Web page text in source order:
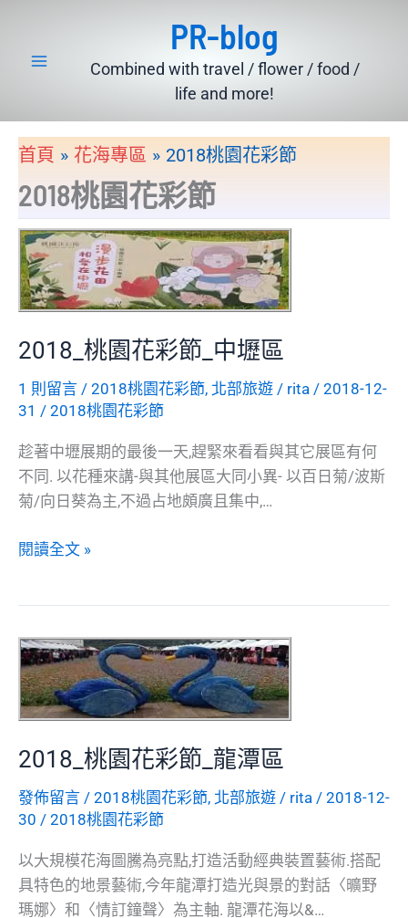
PR-blog
Combined with travel / flower / food /
life and more!
首頁 花海專區 2018桃園花彩節
2018桃園花彩節
2018_桃園花彩節_中壢區
1 則留言 / 2018桃園花彩節, 北部旅遊 / rita / 2018-12-
31 / 2018桃園花彩節
趁著中壢展期的最後一天,趕緊來看看與其它展區有何
不同. 以花種來講-與其他展區大同小異- 以百日菊/波斯
菊/向日葵為主,不過占地頗廣且集中,…
2018_
彩
節
_
中
區
閱讀全文 »
2018_桃園花彩節_龍潭區
發佈留言 / 2018桃園花彩節, 北部旅遊 / rita / 2018-12-
30 / 2018桃園花彩節
以大規模花海圖騰為亮點,打造活動經典裝置藝術.搭配
具特色的地景藝術,今年龍潭打造光與景的對話〈曠野
瑪娜〉和〈情訂鐘聲〉為主軸. 龍潭花海以&…